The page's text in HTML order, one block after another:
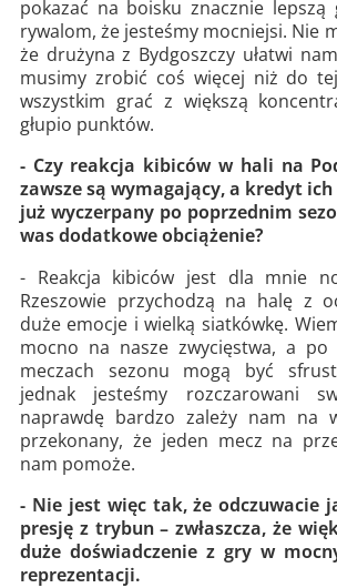
pokazać na boisku znacznie
rywalom, że jesteśmy mocniejsi. Nie
że drużyna z Bydgoszczy ułatwi
musimy zrobić coś więcej niż do
wszystkim grać z większą
głupio punktów.
- Czy reakcja kibiców w hali na
zawsze są wymagający, a kredyt
już wyczerpany po poprzednim
was dodatkowe obciążenie?
- Reakcja kibiców jest dla mnie
Rzeszowie przychodzą na halę z
duże emocje i wielką siatkówkę.
mocno na nasze zwycięstwa, a po
meczach sezonu mogą być
jednak jesteśmy rozczarowani
naprawdę bardzo zależy nam na
przekonany, że jeden mecz na
nam pomoże.
- Nie jest więc tak, że odczuwacie
presję z trybun – zwłaszcza, że
duże doświadczenie z gry w
reprezentacji.